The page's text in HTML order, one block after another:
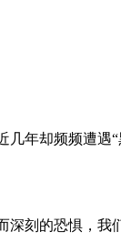
年却频频遭遇
刻的恐惧，